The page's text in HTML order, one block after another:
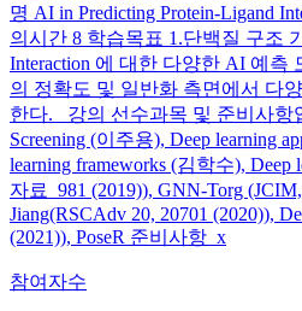
명 AI in Predicting Protein-Ligand
의시간 8 학습목표 1.단백질 구조
Interaction 에 대한 다양한 AI 예측
의 정확도 및 일반화 측면에서 다
한다. 강의 선수과목 및 준비사항
Screening (이주용), Deep learning
learning frameworks (김학수),
자료 981 (2019)), GNN-Torg
Jiang(RSCAdv 20, 20701 (2020)),
(2021)), PoseR 준비사항 x
참여자수